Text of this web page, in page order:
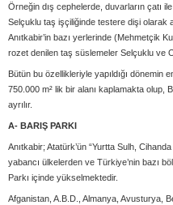
Örneğin dış cephelerde, duvarların çatı
Selçuklu taş işçiliğinde testere dişi olarak
Anıtkabir’in bazı yerlerinde (Mehmetçik
rozet denilen taş süslemeler Selçuklu ve
Bütün bu özellikleriyle yapıldığı dönemin
750.000 m² lik bir alanı kaplamakta olup,
ayrılır.
A- BARIŞ PARKI
Anıtkabir; Atatürk’ün “Yurtta Sulh,
yabancı ülkelerden ve Türkiye’nin bazı
Parkı içinde yükselmektedir.
Afganistan, A.B.D., Almanya, Avusturya,